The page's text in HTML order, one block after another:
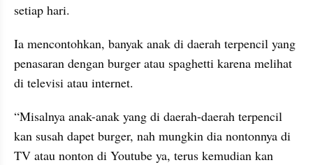
setiap hari.
Ia mencontohkan, banyak anak di daerah terpencil yang
penasaran dengan burger atau spaghetti karena melihat
di televisi atau internet.
“Misalnya anak-anak yang di daerah-daerah terpencil
kan susah dapet burger, nah mungkin dia nontonnya di
TV atau nonton di Youtube ya, terus kemudian kan